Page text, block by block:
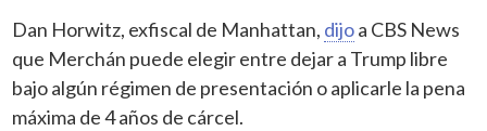
Dan Horwitz, exfiscal de Manhattan, dijoa CBS News
que Merchán puede elegir entre dejar a Trump libre
bajo algún régimen de presentación o aplicarle la pena
máxima de 4 años de cárcel.